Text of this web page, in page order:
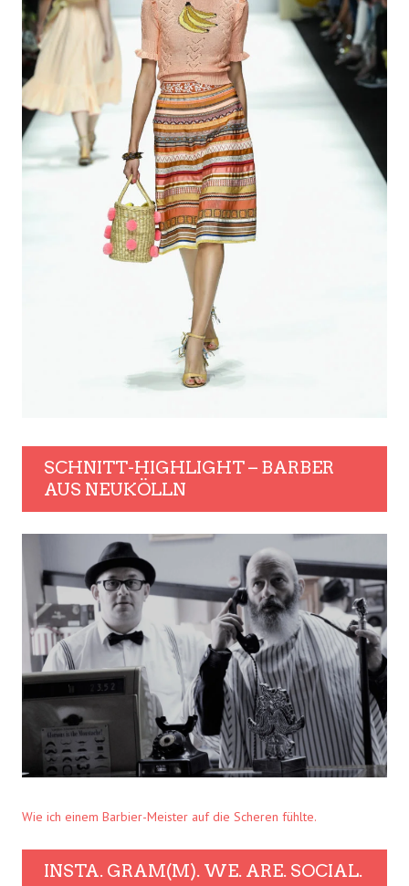
SCHNITT-HIGHLIGHT – BARBER
AUS NEUKÖLLN
Wie ich einem Barbier-Meister auf die Scheren fühlte.
INSTA. GRAM(M). WE. ARE. SOCIAL.